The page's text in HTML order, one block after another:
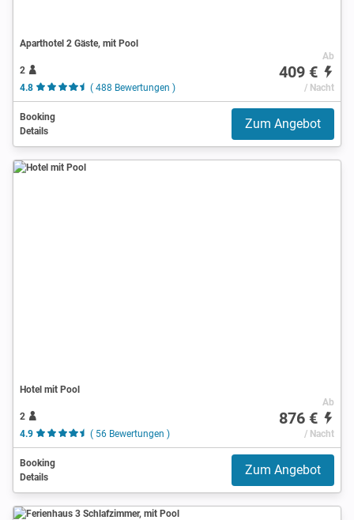
Aparthotel 2 Gäste, mit Pool
2
4.8
( 488 Bewertungen )
Ab
409 €
/ Nacht
Booking
Details
Zum Angebot
Hotel mit Pool
2
4.9
( 56 Bewertungen )
Ab
876 €
/ Nacht
Booking
Details
Zum Angebot